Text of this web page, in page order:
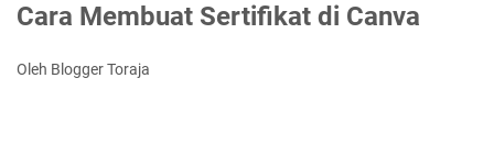
Cara Membuat Sertifikat di Canva
Oleh Blogger Toraja